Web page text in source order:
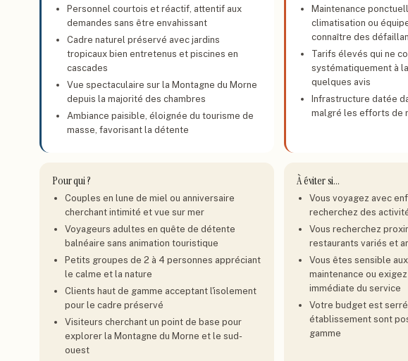
Personnel courtois et réactif, attentif aux
demandes sans être envahissant
Cadre naturel préservé avec jardins
tropicaux bien entretenus et piscines en
cascades
Vue spectaculaire sur la Montagne du Morne
depuis la majorité des chambres
Ambiance paisible, éloignée du tourisme de
masse, favorisant la détente
Maintenance
climatisation ou
connaître des
Tarifs élevés qui ne
systématiquement à
quelques avis
Infrastructure datée
malgré les efforts de
Pour qui ?
Couples en lune de miel ou anniversaire
cherchant intimité et vue sur mer
Voyageurs adultes en quête de détente
balnéaire sans animation touristique
Petits groupes de 2 à 4 personnes appréciant
le calme et la nature
Clients haut de gamme acceptant l'isolement
pour le cadre préservé
Visiteurs cherchant un point de base pour
explorer la Montagne du Morne et le sud-
ouest
À éviter si…
Vous voyagez avec
recherchez des
Vous recherchez
restaurants variés et
Vous êtes sensible
maintenance ou
immédiate du service
Votre budget est
établissement sont
gamme